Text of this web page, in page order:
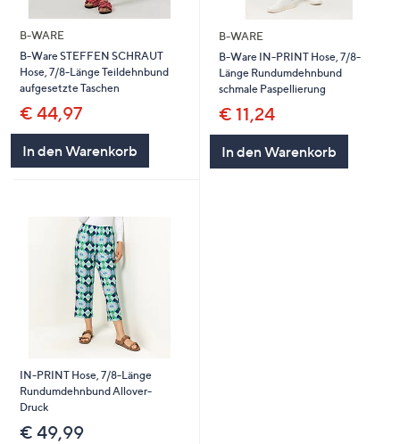
B-WARE
B-Ware STEFFEN SCHRAUT
Hose, 7/8-Länge Teildehnbund
aufgesetzte Taschen
€ 44,97
In den Warenkorb
B-WARE
B-Ware IN-PRINT Hose, 7/8-
Länge Rundumdehnbund
schmale Paspellierung
€ 11,24
In den Warenkorb
IN-PRINT Hose, 7/8-Länge
Rundumdehnbund Allover-
Druck
€ 49,99